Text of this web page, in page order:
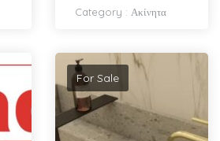
Category : Ακίνητα
For Sale